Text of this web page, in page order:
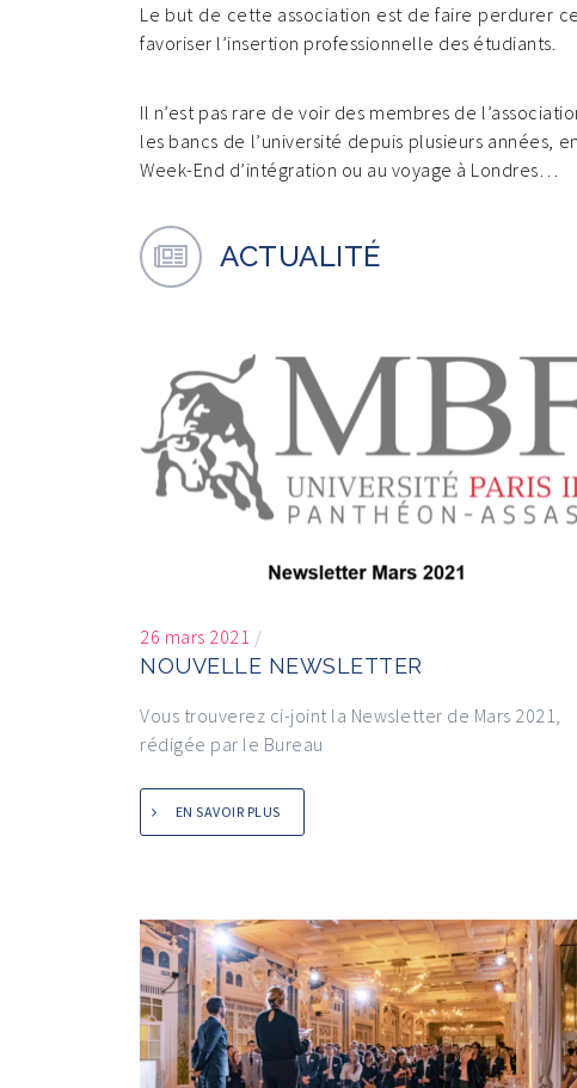
Le but de cette association est de faire perdurer
favoriser l’insertion professionnelle des étudiants.
Il n’est pas rare de voir des membres de
les bancs de l’université depuis plusieurs années,
Week-End d’intégration ou au voyage à Londres…
ACTUALITÉ
26 mars 2021 /
NOUVELLE NEWSLETTER
Vous trouverez ci-joint la Newsletter de Mars 2021,
rédigée par le Bureau
EN SAVOIR PLUS